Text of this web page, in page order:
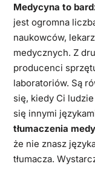
Medycyna to
jest ogromna
naukowców,
medycznych. Z
producenci
laboratoriów. Są
się, kiedy Ci
się innymi
tłumaczenia
że nie znasz
tłumacza.